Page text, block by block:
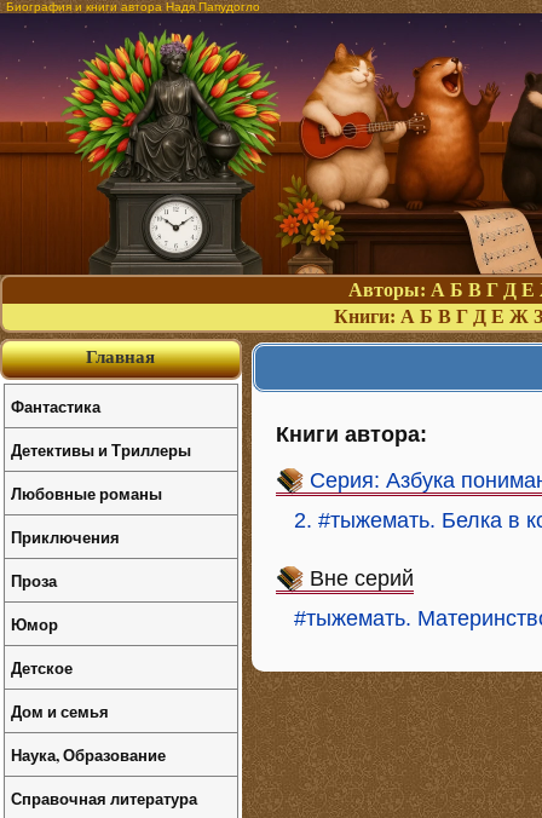
Биография и книги автора Надя Папудогло
Авторы: А Б В Г Д Е
Книги: А Б В Г Д Е Ж З
Книги автора:
Серия: Азбука
2. #тыжемать. Белка в
Вне серий
#тыжемать.
Главная
Фантастика
Детективы и Триллеры
Любовные романы
Приключения
Проза
Юмор
Детское
Дом и семья
Наука, Образование
Справочная литература